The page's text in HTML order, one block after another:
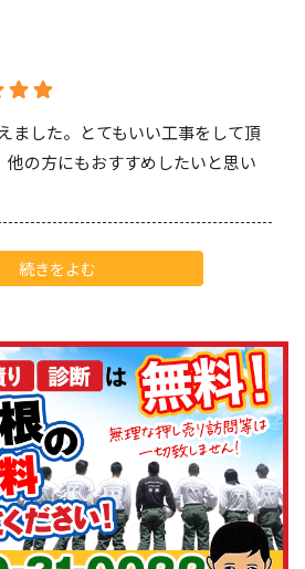
ました。とてもいい工事をして頂
他の方にもおすすめしたいと思い
採用いただき誠にありがとうござ
さと丁寧な仕事ぶりに、メーカー
をお届けできております。お客様目
後のフォローも徹底されており、
様です。今後とも株式会社アステ
どうぞよろしくお願いいたしま
続きをよむ